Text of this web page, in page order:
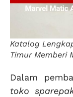
Katalog
Timur Memberi
Dalam
toko